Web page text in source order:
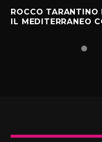
ROCCO TARANTINO
IL MEDITERRANEO